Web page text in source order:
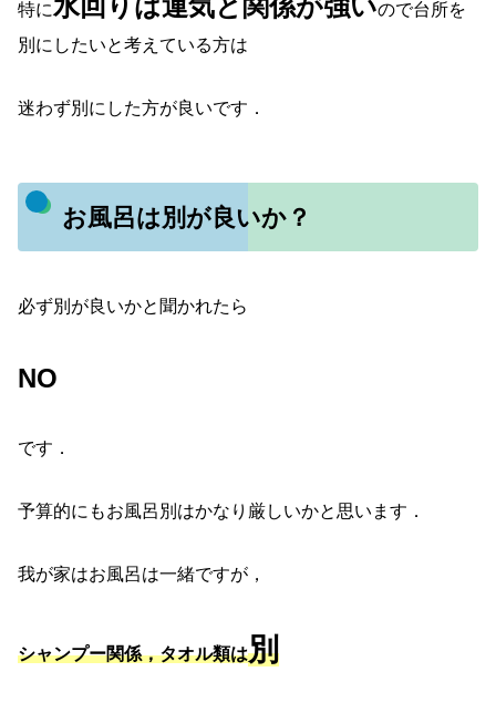
特に水回りは運気と関係が強いので台所を
別にしたいと考えている方は
迷わず別にした方が良いです．
お風呂は別が良いか？
必ず別が良いかと聞かれたら
NO
です．
予算的にもお風呂別はかなり厳しいかと思います．
我が家はお風呂は一緒ですが，
シャンプー関係，タオル類は別